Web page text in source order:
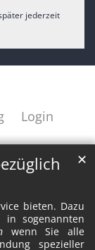
bieten. Dazu
in sogenannten
wenn Sie alle
spezieller
✕
jederzeit
Login